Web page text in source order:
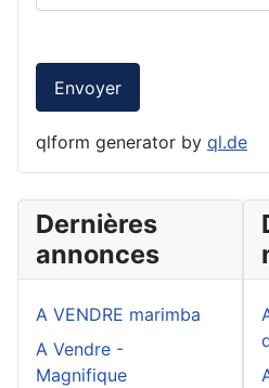
Envoyer
qlform generator by ql.de
Dernières
annonces
A VENDRE marimba
A Vendre -
Magnifique